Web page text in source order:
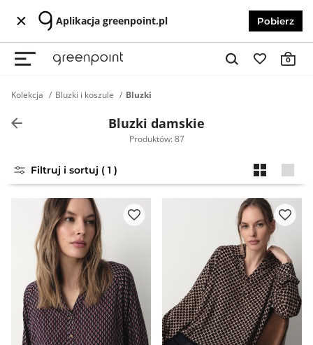
Aplikacja greenpoint.pl Pobierz
0
Kolekcja Bluzki i koszule Bluzki
Bluzki damskie
Produktów: 87
Filtruj i sortuj ( 1 )